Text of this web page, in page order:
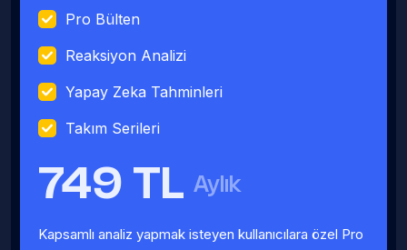
Pro Bülten
Reaksiyon Analizi
Yapay Zeka Tahminleri
Takım Serileri
749 TL Aylık
Kapsamlı analiz yapmak isteyen kullanıcılara özel Pro